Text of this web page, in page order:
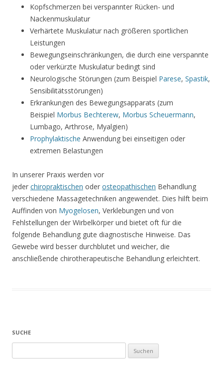
Kopfschmerzen bei verspannter Rücken- und
Nackenmuskulatur
Verhärtete Muskulatur nach größeren sportlichen
Leistungen
Bewegungseinschränkungen, die durch eine verspannte
oder verkürzte Muskulatur bedingt sind
Neurologische Störungen (zum Beispiel Parese, Spastik,
Sensibilitätsstörungen)
Erkrankungen des Bewegungsapparats (zum
Beispiel Morbus Bechterew, Morbus Scheuermann,
Lumbago, Arthrose, Myalgien)
Prophylaktische Anwendung bei einseitigen oder
extremen Belastungen
In unserer Praxis werden vor
jeder chiropraktischen oder osteopathischen Behandlung
verschiedene Massagetechniken angewendet. Dies hilft beim
Auffinden von Myogelosen, Verklebungen und von
Fehlstellungen der Wirbelkörper und bietet oft für die
folgende Behandlung gute diagnostische Hinweise. Das
Gewebe wird besser durchblutet und weicher, die
anschließende chirotherapeutische Behandlung erleichtert.
SUCHE
nach: